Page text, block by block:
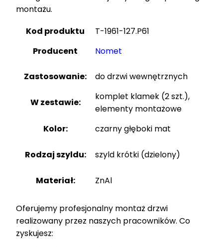
montażu.
Kod produktu
T-1961-127.P61
Producent
Nomet
Zastosowanie: do drzwi wewnętrznych
W zestawie:
komplet klamek (2 szt.),
elementy montażowe
Kolor:
czarny głęboki mat
Rodzaj szyldu: szyld krótki (dzielony)
Materiał: ZnAl
Oferujemy profesjonalny montaż drzwi
realizowany przez naszych pracowników. Co
zyskujesz: